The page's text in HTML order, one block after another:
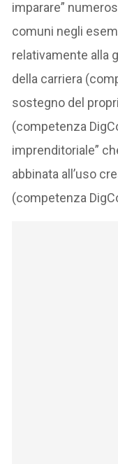
imparare”
comuni negli
relativamente alla
della carriera
sostegno del
(competenza
imprenditoriale”
abbinata all’uso
(competenza